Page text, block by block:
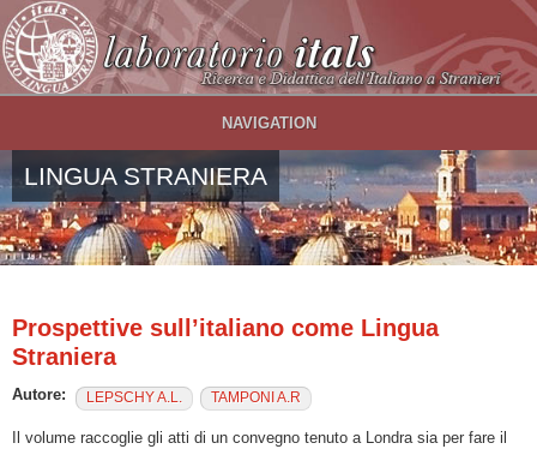
Salta al contenuto principale
NAVIGATION
LINGUA STRANIERA
Prospettive sull’italiano come Lingua
Straniera
Autore: LEPSCHY A.L. TAMPONI A.R
Il volume raccoglie gli atti di un convegno tenuto a Londra sia per fare il